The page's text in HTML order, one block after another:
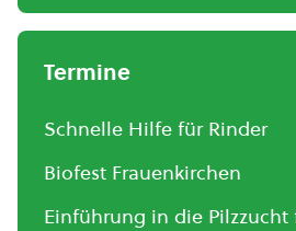
Termine
Schnelle Hilfe für Rinder
Biofest Frauenkirchen
Einführung in die Pilzzucht